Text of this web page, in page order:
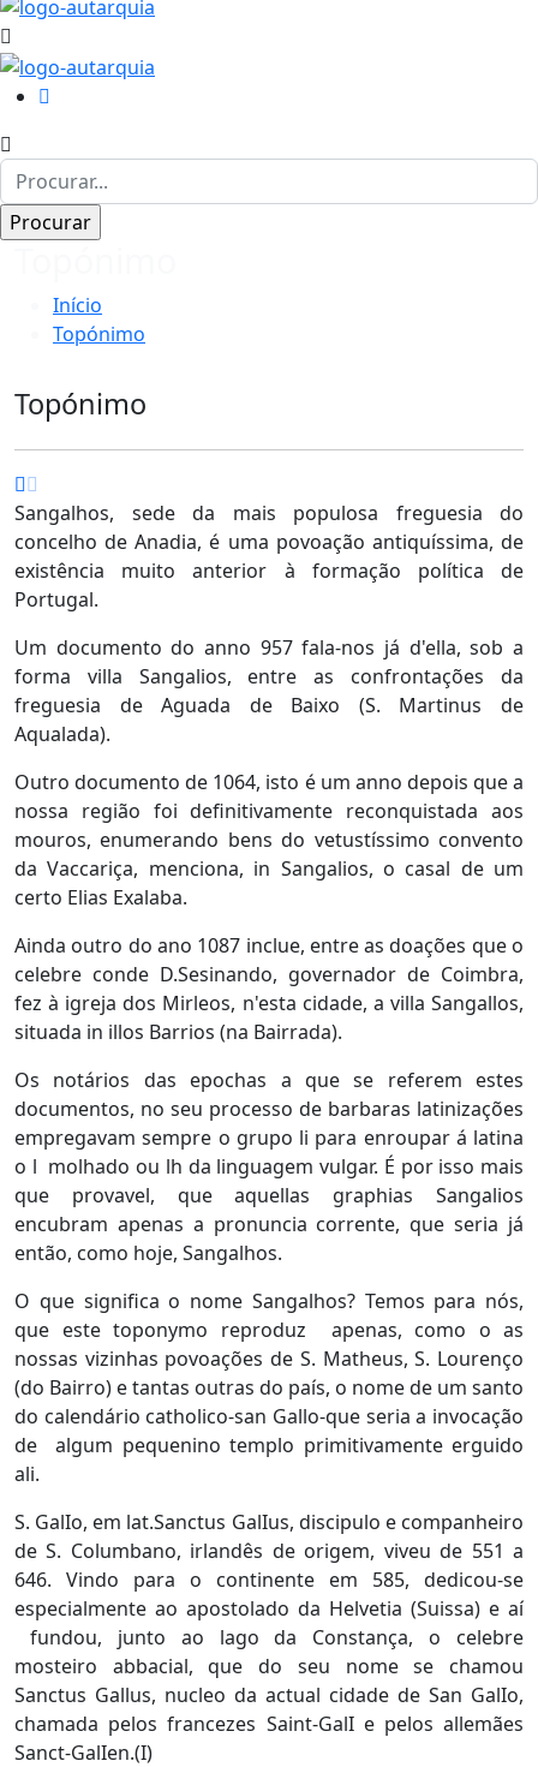
Início
Topónimo
Topónimo
Sangalhos, sede da mais populosa freguesia do
concelho de Anadia, é uma povoação antiquíssima, de
existência muito anterior à formação política de
Portugal.
Um documento do anno 957 fala-nos já d'ella, sob a
forma villa Sangalios, entre as confrontações da
freguesia de Aguada de Baixo (S. Martinus de
Aqualada).
Outro documento de 1064, isto é um anno depois que a
nossa região foi definitivamente reconquistada aos
mouros, enumerando bens do vetustíssimo convento
da Vaccariça, menciona, in Sangalios, o casal de um
certo Elias Exalaba.
Ainda outro do ano 1087 inclue, entre as doações que o
celebre conde D.Sesinando, governador de Coimbra,
fez à igreja dos Mirleos, n'esta cidade, a villa Sangallos,
situada in illos Barrios (na Bairrada).
Os notários das epochas a que se referem estes
documentos, no seu processo de barbaras latinizações
empregavam sempre o grupo li para enroupar á latina
o l molhado ou lh da linguagem vulgar. É por isso mais
que provavel, que aquellas graphias Sangalios
encubram apenas a pronuncia corrente, que seria já
então, como hoje, Sangalhos.
O que significa o nome Sangalhos? Temos para nós,
que este toponymo reproduz apenas, como o as
nossas vizinhas povoações de S. Matheus, S. Lourenço
(do Bairro) e tantas outras do país, o nome de um santo
do calendário catholico-san Gallo-que seria a invocação
de algum pequenino templo primitivamente erguido
ali.
S. GalIo, em lat.Sanctus GalIus, discipulo e companheiro
de S. Columbano, irlandês de origem, viveu de 551 a
646. Vindo para o continente em 585, dedicou-se
especialmente ao apostolado da Helvetia (Suissa) e aí
fundou, junto ao lago da Constança, o celebre
mosteiro abbacial, que do seu nome se chamou
Sanctus Gallus, nucleo da actual cidade de San GalIo,
chamada pelos francezes Saint-GalI e pelos allemães
Sanct-GalIen.(I)